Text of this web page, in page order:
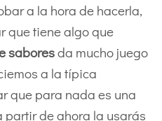
a la hora de hacerla,
que tiene algo que
saboresda mucho juego
a la típica
que para nada es una
de ahora la usarás